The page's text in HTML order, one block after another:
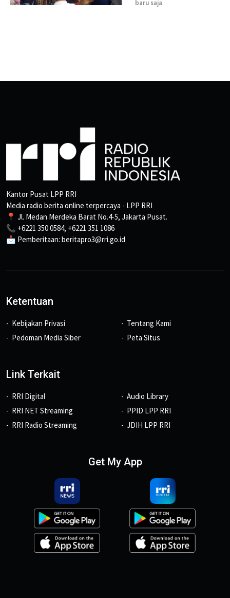
baru saja
Kantor Pusat LPP RRI
Media radio berita online terpercaya - LPP RRI
📍 Jl. Medan Merdeka Barat No.4-5, Jakarta Pusat.
📞 +6221 350 0584, +6221 351 1086
📩 Pemberitaan: beritapro3@rri.go.id
Ketentuan
Kebijakan Privasi
Pedoman Media Siber
Tentang Kami
Peta Situs
Link Terkait
RRI Digital
RRI NET Streaming
RRI Radio Streaming
Audio Library
PPID LPP RRI
JDIH LPP RRI
Get My App